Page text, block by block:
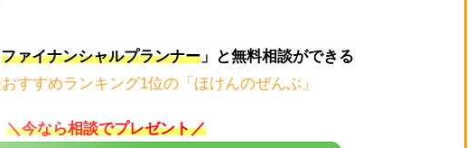
ファイナンシャルプランナー」と無料相談ができる
＼今なら相談でプレゼント／